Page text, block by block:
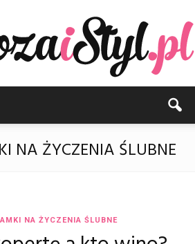
NA ŻYCZENIA ŚLUBNE
NA ŻYCZENIA ŚLUBNE